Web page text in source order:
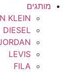
מותגים
KLEIN
DIESEL
LEVIS
FILA